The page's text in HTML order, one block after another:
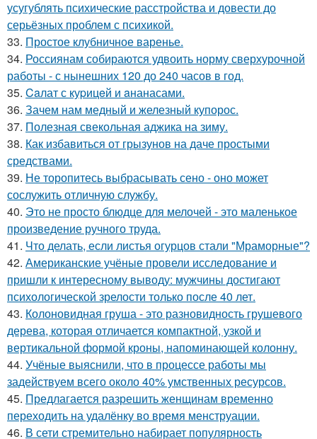
усугублять психические расстройства и довести до
серьёзных проблем с психикой.
33. Простое клубничное варенье.
34. Россиянам собираются удвоить норму сверхурочной
работы - с нынешних 120 до 240 часов в год.
35. Caлат с куpицeй и aнанасами.
36. Зачем нам медный и железный купорос.
37. Полезная свекольная аджика на зиму.
38. Как избавиться от грызунов на даче простыми
средствами.
39. Не торопитесь выбрасывать сено - оно может
сослужить отличную службу.
40. Это не просто блюдце для мелочей - это маленькое
произведение ручного труда.
41. Что делать, если листья огурцов стали "Мраморные"?
42. Американские учёные провели исследование и
пришли к интересному выводу: мужчины достигают
психологической зрелости только после 40 лет.
43. Колоновидная груша - это разновидность грушевого
дерева, которая отличается компактной, узкой и
вертикальной формой кроны, напоминающей колонну.
44. Учёные выяснили, что в процессе работы мы
задействуем всего около 40% умственных ресурсов.
45. Предлагается разрешить женщинам временно
переходить на удалёнку во время менструации.
46. В сети стремительно набирает популярность